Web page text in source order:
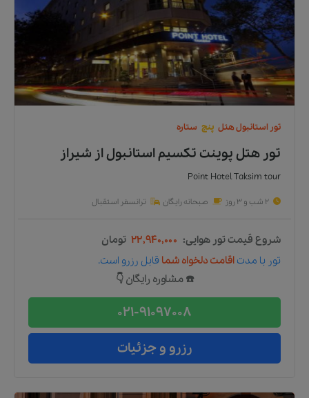
تور استانبولهتل پنج ستاره
تور هتل پوینت تکسیم استانبولاز شیراز
Point Hotel Taksim tour
2 شب و 3 روز صبحانه رایگان ترانسفر استقبال
شروع قیمت تور هوایی: ۲۲,۹۴۰,۰۰۰ تومان
تور با مدت اقامت دلخواه شما قابل رزرو است.
☎️ مشاوره رایگان 👇
021-91097008
رزرو و جزئیات